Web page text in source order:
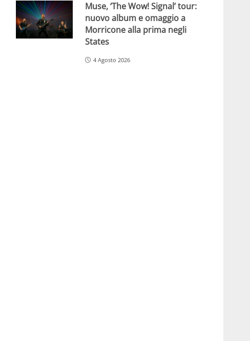
Muse, ‘The Wow! Signal’ tour:
nuovo album e omaggio a
Morricone alla prima negli
States
4 Agosto 2026